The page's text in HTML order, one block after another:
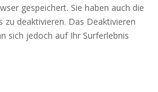
gespeichert. Sie haben auch die
zu deaktivieren. Das Deaktivieren
sich jedoch auf Ihr Surferlebnis